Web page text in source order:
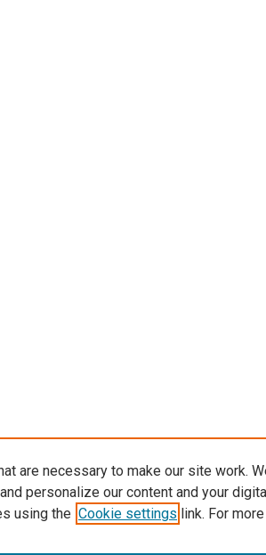
are necessary to make our site work.
personalize our content and your
using the Cookie settings link. For